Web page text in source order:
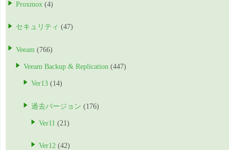
Proxmox (4)
セキュリティ (47)
Veeam (766)
Veeam Backup & Replication (447)
Ver13 (14)
過去バージョン (176)
Ver11 (21)
Ver12 (42)